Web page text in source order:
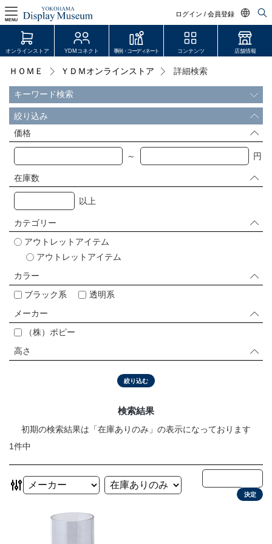
ログイン / 会員登録
日本語
中文简体
MENU
ログイン・会員登録
オンラインストア
YDM Connect
リンク
JDCA(ディスプレイスクール)
店舗情報・営業日
会社情報
採用情報
お問い合わせ
OFFICIAL SNS
オンラインストア YDMコネクト 事例・コーディネート コンテンツ 店舗情報
ＨＯＭＥ ＹＤＭオンラインストア 詳細検索
キーワード検索
絞り込み
価格
～ 円
在庫数
以上
カテゴリー
アウトレットアイテム
アウトレットアイテム
カラー
ブラック系 透明系
メーカー
（株）ポピー
高さ
絞り込む
検索結果
初期の検索結果は「在庫ありのみ」の表示になっております
1件中
決定